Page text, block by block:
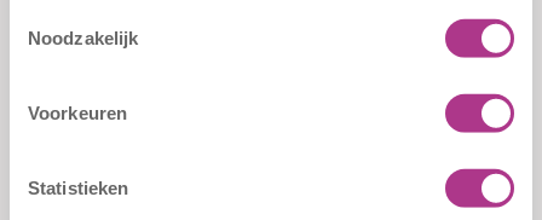
Noodzakelijk
Voorkeuren
Statistieken
Formulieren
Verkorte
Sliedrechtstraat 62-66